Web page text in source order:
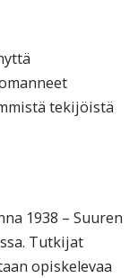
tekijöistä
1938 – Suuren
Tutkijat
opiskelevaa